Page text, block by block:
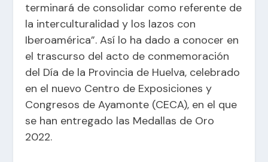
terminará de consolidar como referente de
la interculturalidad y los lazos con
Iberoamérica”. Así lo ha dado a conocer en
el trascurso del acto de conmemoración
del Día de la Provincia de Huelva, celebrado
en el nuevo Centro de Exposiciones y
Congresos de Ayamonte (CECA), en el que
se han entregado las Medallas de Oro
2022.